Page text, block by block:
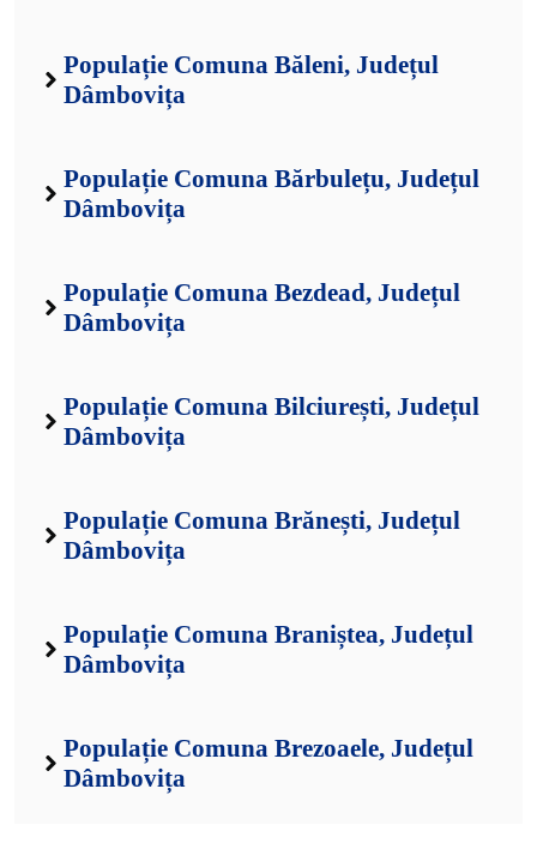
Populație Comuna Băleni, Județul
Dâmbovița
Populație Comuna Bărbulețu, Județul
Dâmbovița
Populație Comuna Bezdead, Județul
Dâmbovița
Populație Comuna Bilciurești, Județul
Dâmbovița
Populație Comuna Brănești, Județul
Dâmbovița
Populație Comuna Braniștea, Județul
Dâmbovița
Populație Comuna Brezoaele, Județul
Dâmbovița